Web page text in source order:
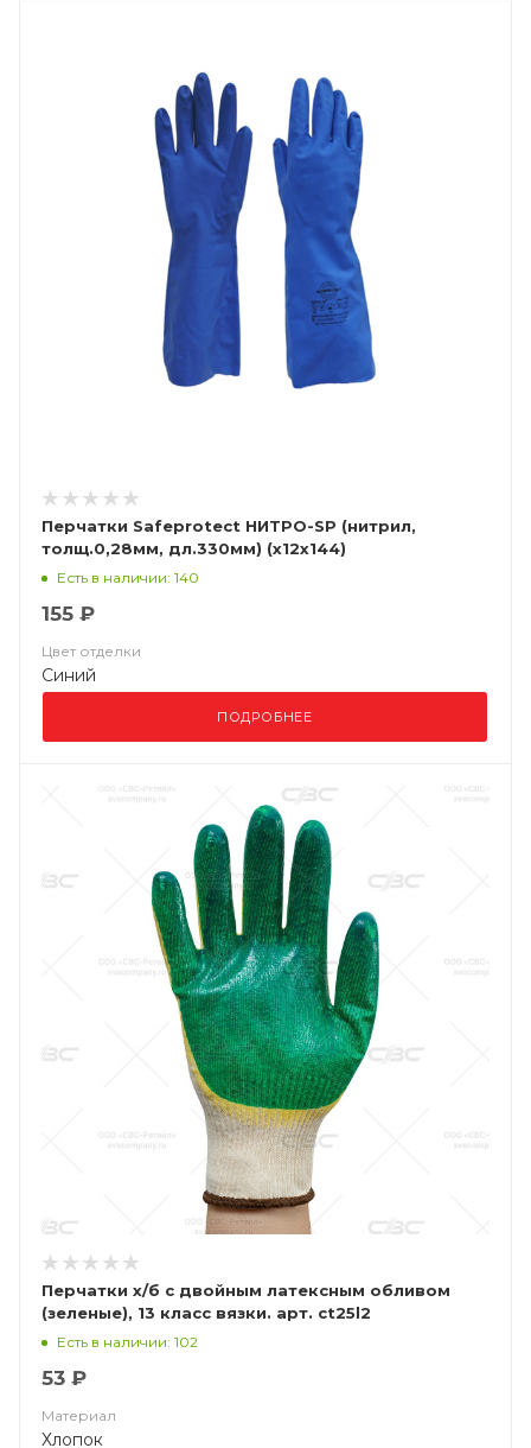
Перчатки Safeprotect НИТРО-SP (нитрил,
толщ.0,28мм, дл.330мм) (х12х144)
Есть в наличии: 140
155 ₽
Цвет отделки
Синий
ПОДРОБНЕЕ
Перчатки х/б с двойным латексным обливом
(зеленые), 13 класс вязки. арт. ct25l2
Есть в наличии: 102
53 ₽
Материал
Хлопок